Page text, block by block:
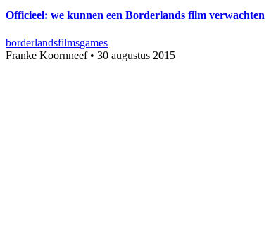
Officieel: we kunnen een Borderlands film verwachten
borderlandsfilmsgames
Franke Koornneef• 30 augustus 2015